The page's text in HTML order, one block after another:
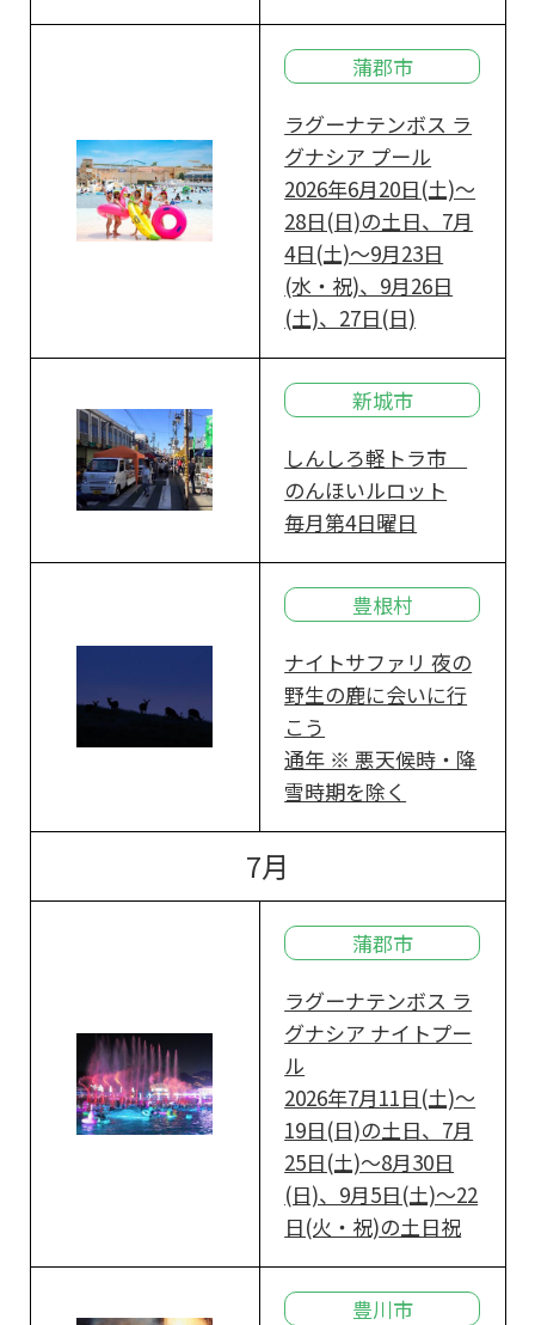
蒲郡市
ラグーナテンボス ラ
グナシア プール
2026年6月20日(土)～
28日(日)の土日、7月
4日(土)～9月23日
(水・祝)、9月26日
(土)、27日(日)
新城市
しんしろ軽トラ市
のんほいルロット
毎月第4日曜日
豊根村
ナイトサファリ 夜の
野生の鹿に会いに行
こう
通年 ※ 悪天候時・降
雪時期を除く
7月
蒲郡市
ラグーナテンボス ラ
グナシア ナイトプー
ル
2026年7月11日(土)～
19日(日)の土日、7月
25日(土)～8月30日
(日)、9月5日(土)～22
日(火・祝)の土日祝
豊川市